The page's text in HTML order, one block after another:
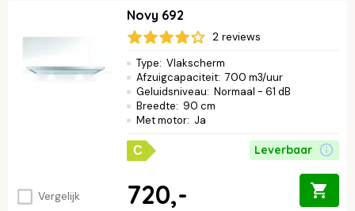
Vergelijk
Novy 692
2 reviews
Type: Vlakscherm
Afzuigcapaciteit: 700 m3/uur
Geluidsniveau: Normaal - 61 dB
Breedte: 90 cm
Met motor: Ja
C Leverbaar
720,-